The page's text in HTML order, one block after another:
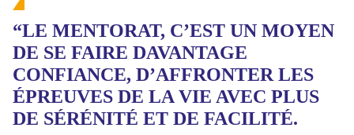
“LE MENTORAT, C’EST UN MOYEN
DE SE FAIRE DAVANTAGE
CONFIANCE, D’AFFRONTER LES
ÉPREUVES DE LA VIE AVEC PLUS
DE SÉRÉNITÉ ET DE FACILITÉ.